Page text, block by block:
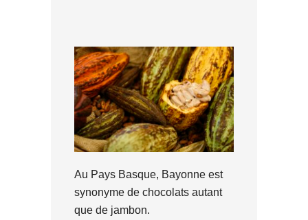
Au Pays Basque, Bayonne est
synonyme de chocolats autant
que de jambon.